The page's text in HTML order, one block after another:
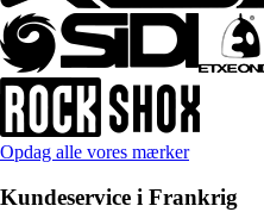
Opdag alle vores mærker
Kundeservice i Frankrig